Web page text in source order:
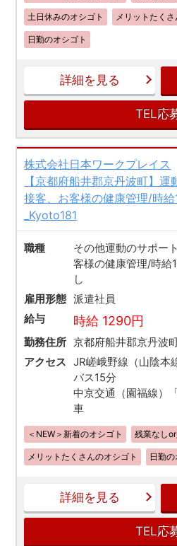
土日休みのオシゴト メリットたく
日勤のオシゴト
詳細を見る
TEL応
株式会社日本ワークプレイス
【京都府船井郡京丹波町】運
接客、お客様の健康管理/時
_Kyoto181
職種
その他運動のサポー
客様の健康管理/時給
し
雇用形態 派遣社員
給与
時給 1290円
勤務住所 京都府船井郡京丹波
アクセス
JR嵯峨野線（山陰本
バス15分
中京交通（園福線）
車
＜NEW＞新着のオシゴト 残業なし
メリットたくさんのオシゴト 日勤の
詳細を見る
TEL応